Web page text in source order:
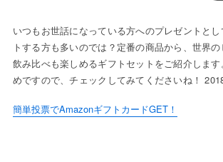
いつもお世話になっている方へのプレゼントと
トする方も多いのでは？定番の商品から、世界
飲み比べも楽しめるギフトセットをご紹介しま
めですので、チェックしてみてくださいね！
簡単投票でAmazonギフトカードGET！